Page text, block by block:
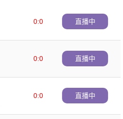
0:0
直播中
0:0
直播中
0:0
直播中